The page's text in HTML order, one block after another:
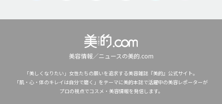
美容情報／ニュースの美的.com
「美しくなりたい」女性たちの願いを追求する美容雑誌『美的』公式サイト。
「肌・心・体のキレイは自分で磨く」をテーマに美的本誌で活躍中の美容レポーターが
プロの視点でコスメ・美容情報を発信します。